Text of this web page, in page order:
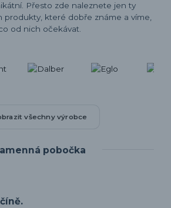
Přesto zde naleznete jen ty
produkty, které dobře známe a víme,
od nich očekávat.
všechny výrobce
pobočka